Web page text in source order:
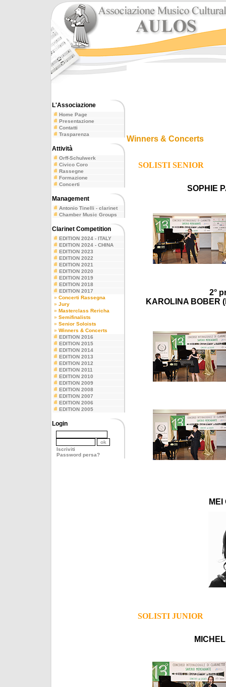
L'Associazione
Home Page
Presentazione
Contatti
Trasparenza
Attività
Orff-Schulwerk
Civico Coro
Rassegne
Formazione
Concerti
Management
Antonio Tinelli - clarinet
Chamber Music Groups
Clarinet Competition
EDITION 2024 - ITALY
EDITION 2024 - CHINA
EDITION 2023
EDITION 2022
EDITION 2021
EDITION 2020
EDITION 2019
EDITION 2018
EDITION 2017
» Concerti Rassegna
» Jury
» Masterclass Rericha
» Semifinalists
» Senior Soloists
» Winners & Concerts
EDITION 2016
EDITION 2015
EDITION 2014
EDITION 2013
EDITION 2012
EDITION 2011
EDITION 2010
EDITION 2009
EDITION 2008
EDITION 2007
EDITION 2006
EDITION 2005
Login
Iscriviti
Password persa?
Winners & Concerts
SOLISTI SENIOR
SOPHIE
2°
KAROLINA BOBER
SOLISTI JUNIOR